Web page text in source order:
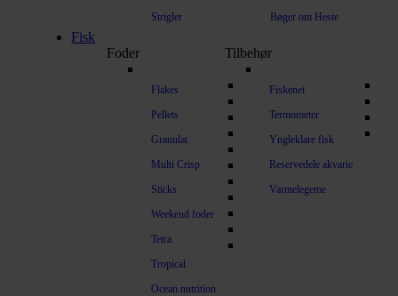
Strigler
Bøger om Heste
Fisk
Foder
Flakes
Pellets
Granulat
Multi Crisp
Sticks
Weekend foder
Tetra
Tropical
Ocean nutrition
Tilbehør
Fiskenet
Termometer
Yngleklare fisk
Reservedele akvarie
Varmelegeme